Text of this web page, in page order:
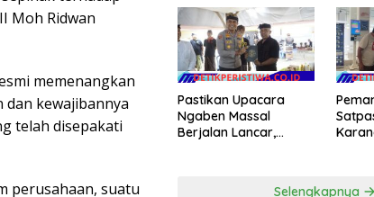
Moh Ridwan
memenangkan
kewajibannya
telah disepakati
perusahaan, suatu
Menyeluruh Bantuan
Kementan Pascabanjir
di Aceh
Pastikan Upacara
Ngaben Massal
Berjalan Lancar,
Selengkapnya